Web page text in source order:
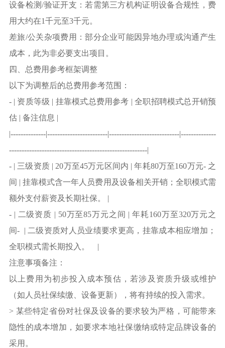
设备检测/验证开支：若需第三方机构证明设备合规性，费
用大约在1千元至3千元。
差旅/公关杂项费用：部分企业可能因异地办理或沟通产生
成本，此为非必要支出项目。
四、总费用参考框架调整
以下为调整后的总费用参考范围：
- | 资质等级 | 挂靠模式总费用参考 | 全职招聘模式总开销预
估 | 备注信息 |
|--------------|------------------------|----------------------------|--------------
-------------------------------------------------------|
- | 三级资质 | 20万至45万元区间内 | 年耗80万至160万元- 之
间 | 挂靠模式含一年人员费用及设备相关开销；全职模式需
额外支付薪资及长期社保。 |
- | 二级资质 | 50万至85万元之间 | 年耗160万至320万元之
间- | 二级资质对人员业绩要求更高，挂靠成本相应增加；
全职模式需长期投入。 |
注意事项备注：
以上费用为初步投入成本预估，若涉及资质升级或维护
（如人员社保续缴、设备更新），将有持续的投入需求。
> 某些特定省份对社保及设备的要求较为严格，可能带来
隐性的成本增加，如要求本地社保缴纳或特定品牌设备的
采用。